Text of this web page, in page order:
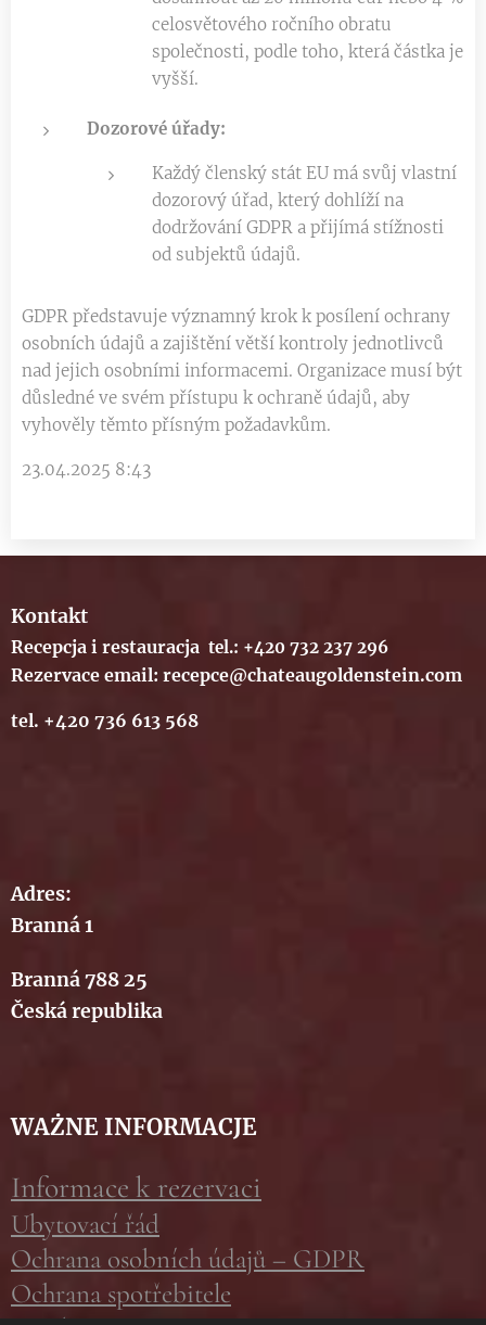
celosvětového ročního obratu
společnosti, podle toho, která částka je
vyšší.
Dozorové úřady:
Každý členský stát EU má svůj vlastní
dozorový úřad, který dohlíží na
dodržování GDPR a přijímá stížnosti
od subjektů údajů.
GDPR představuje významný krok k posílení ochrany
osobních údajů a zajištění větší kontroly jednotlivců
nad jejich osobními informacemi. Organizace musí být
důsledné ve svém přístupu k ochraně údajů, aby
vyhověly těmto přísným požadavkům.
23.04.2025 8:43
Kontakt
Recepcja i restauracja tel.: +420 732 237 296
Rezervace email: recepce@chateaugoldenstein.com
tel. +420 736 613 568
Adres:
Branná 1
Branná 788 25
Česká republika
WAŻNE INFORMACJE
Informace k rezervaci
Ubytovací řád
Ochrana osobních údajů – GDPR
Ochrana spotřebitele